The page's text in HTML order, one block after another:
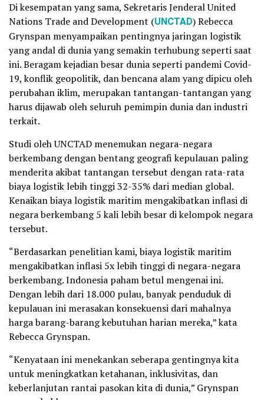
Di kesempatan yang sama, Sekretaris Jenderal United
Nations Trade and Development (UNCTAD) Rebecca
Grynspan menyampaikan pentingnya jaringan logistik
yang andal di dunia yang semakin terhubung seperti saat
ini. Beragam kejadian besar dunia seperti pandemi Covid-
19, konflik geopolitik, dan bencana alam yang dipicu oleh
perubahan iklim, merupakan tantangan-tantangan yang
harus dijawab oleh seluruh pemimpin dunia dan industri
terkait.
Studi oleh UNCTAD menemukan negara-negara
berkembang dengan bentang geografi kepulauan paling
menderita akibat tantangan tersebut dengan rata-rata
biaya logistik lebih tinggi 32-35% dari median global.
Kenaikan biaya logistik maritim mengakibatkan inflasi di
negara berkembang 5 kali lebih besar di kelompok negara
tersebut.
“Berdasarkan penelitian kami, biaya logistik maritim
mengakibatkan inflasi 5x lebih tinggi di negara-negara
berkembang. Indonesia paham betul mengenai ini.
Dengan lebih dari 18.000 pulau, banyak penduduk di
kepulauan ini merasakan konsekuensi dari mahalnya
harga barang-barang kebutuhan harian mereka,” kata
Rebecca Grynspan.
“Kenyataan ini menekankan seberapa gentingnya kita
untuk meningkatkan ketahanan, inklusivitas, dan
keberlanjutan rantai pasokan kita di dunia,” Grynspan